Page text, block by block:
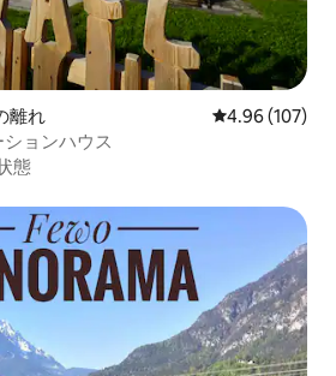
離れ レビュー107
4.96 (107)
ションハウス
態
スです。